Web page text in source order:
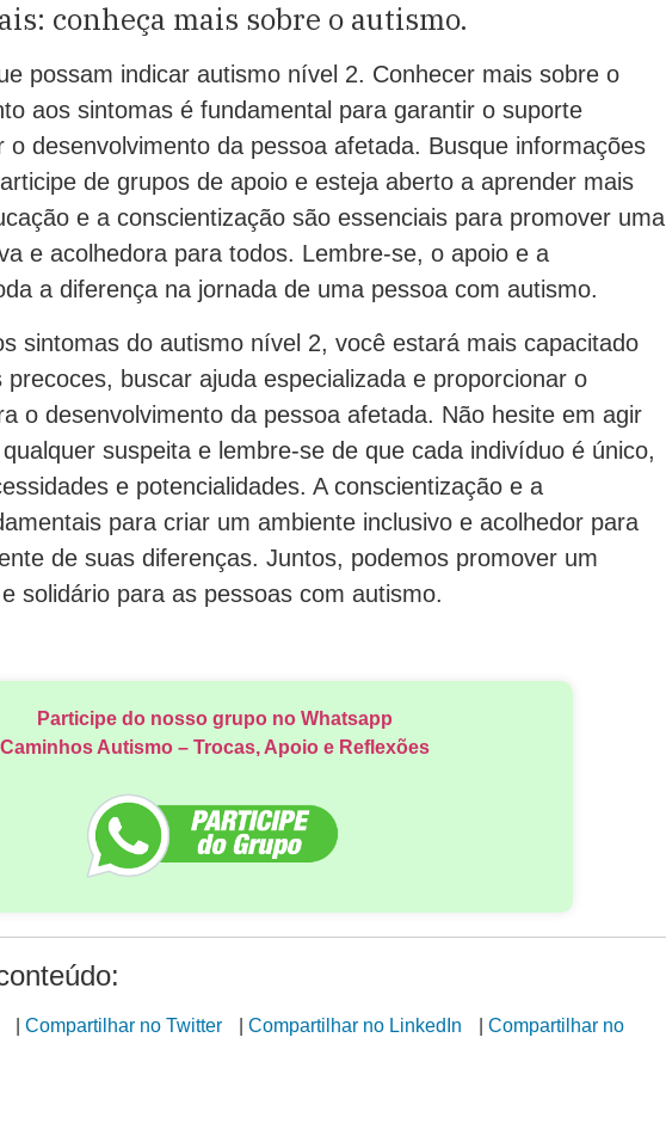
conheça mais sobre o autismo.
possam indicar autismo nível 2. Conhecer mais sobre o
aos sintomas é fundamental para garantir o suporte
o desenvolvimento da pessoa afetada. Busque informações
de grupos de apoio e esteja aberto a aprender mais
e a conscientização são essenciais para promover uma
e acolhedora para todos. Lembre-se, o apoio e a
a diferença na jornada de uma pessoa com autismo.
sintomas do autismo nível 2, você estará mais capacitado
buscar ajuda especializada e proporcionar o
o desenvolvimento da pessoa afetada. Não hesite em agir
suspeita e lembre-se de que cada indivíduo é único,
e potencialidades. A conscientização e a
para criar um ambiente inclusivo e acolhedor para
de suas diferenças. Juntos, podemos promover um
solidário para as pessoas com autismo.
Participe do nosso grupo no Whatsapp
Caminhos Autismo – Trocas, Apoio e Reflexões
Compartilhar no Twitter Compartilhar no LinkedIn
Compartilhar no